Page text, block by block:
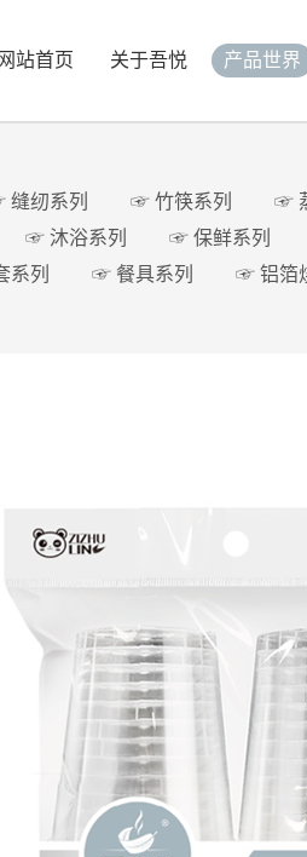
网站首页 关于吾悦 产品世界
缝纫系列 ☞ 竹筷系列 ☞
☞ 沐浴系列 ☞ 保鲜系列
系列 ☞ 餐具系列 ☞ 铝箔